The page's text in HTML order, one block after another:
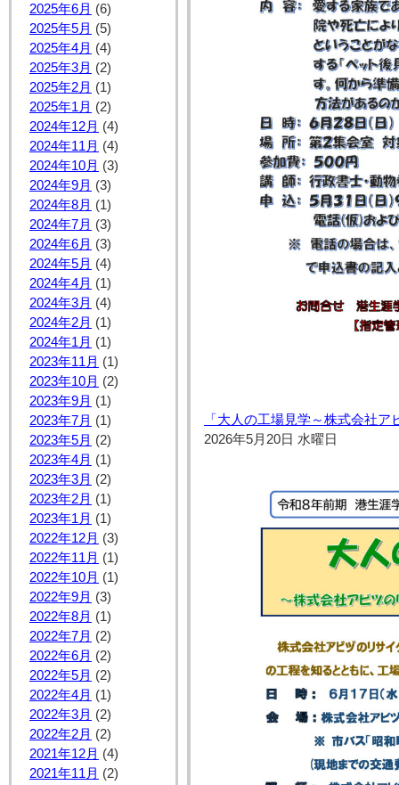
2025年6月 (6)
2025年5月 (5)
2025年4月 (4)
2025年3月 (2)
2025年2月 (1)
2025年1月 (2)
2024年12月 (4)
2024年11月 (4)
2024年10月 (3)
2024年9月 (3)
2024年8月 (1)
2024年7月 (3)
2024年6月 (3)
2024年5月 (4)
2024年4月 (1)
2024年3月 (4)
2024年2月 (1)
2024年1月 (1)
2023年11月 (1)
2023年10月 (2)
2023年9月 (1)
2023年7月 (1)
2023年5月 (2)
2023年4月 (1)
2023年3月 (2)
2023年2月 (1)
2023年1月 (1)
2022年12月 (3)
2022年11月 (1)
2022年10月 (1)
2022年9月 (3)
2022年8月 (1)
2022年7月 (2)
2022年6月 (2)
2022年5月 (2)
2022年4月 (1)
2022年3月 (2)
2022年2月 (2)
2021年12月 (4)
2021年11月 (2)
「大人の工場見学～株式会社
2026年5月20日 水曜日